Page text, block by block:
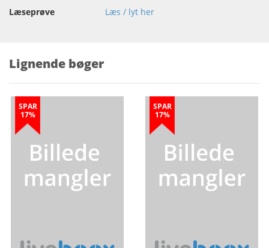
Læseprøve
Læs / lyt her
Lignende bøger
SPAR
17%
SPAR
17%